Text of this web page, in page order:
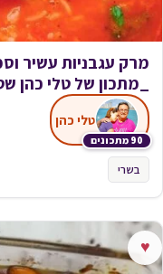
מרק עגבניות עשיר
_מתכון של טלי כהן
90 מתכונים
טלי כהן
בשרי
♥